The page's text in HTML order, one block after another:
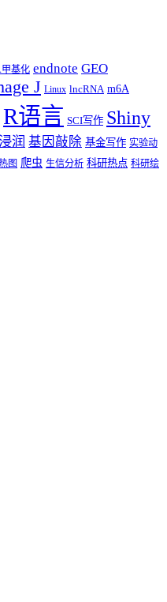
基化 endnote GEO
J Linux lncRNA m6A
R语言 SCI写作 Shiny
润 基因敲除 基金写作 实验动
图 爬虫 生信分析 科研热点 科研绘